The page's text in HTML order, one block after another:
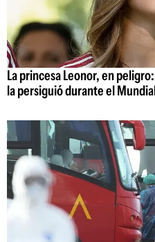
La princesa Leonor, en
la persiguió durante el